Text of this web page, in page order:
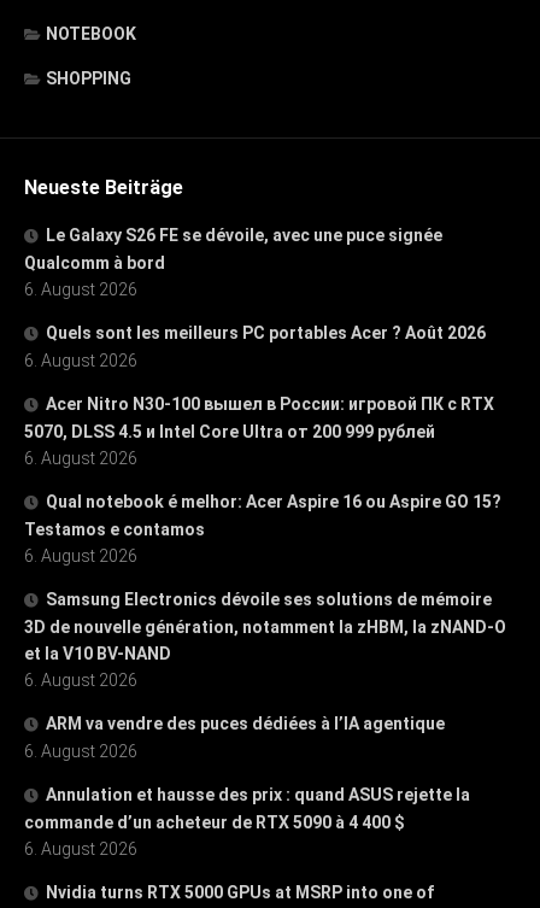
NOTEBOOK
SHOPPING
Neueste Beiträge
Le Galaxy S26 FE se dévoile, avec une puce signée
Qualcomm à bord
6. August 2026
Quels sont les meilleurs PC portables Acer ? Août 2026
6. August 2026
Acer Nitro N30-100 вышел в России: игровой ПК с RTX
5070, DLSS 4.5 и Intel Core Ultra от 200 999 рублей
6. August 2026
Qual notebook é melhor: Acer Aspire 16 ou Aspire GO 15?
Testamos e contamos
6. August 2026
Samsung Electronics dévoile ses solutions de mémoire
3D de nouvelle génération, notamment la zHBM, la zNAND-O
et la V10 BV-NAND
6. August 2026
ARM va vendre des puces dédiées à l’IA agentique
6. August 2026
Annulation et hausse des prix : quand ASUS rejette la
commande d’un acheteur de RTX 5090 à 4 400 $
6. August 2026
Nvidia turns RTX 5000 GPUs at MSRP into one of